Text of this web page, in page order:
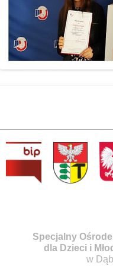
Specjalny
dla Dzieci i
w